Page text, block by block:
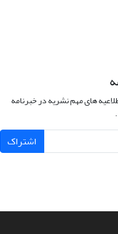
های مهم نشریه در خبرنامه
اشتراک